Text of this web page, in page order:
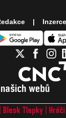
webů
Blesk Tlapky
Inzerce